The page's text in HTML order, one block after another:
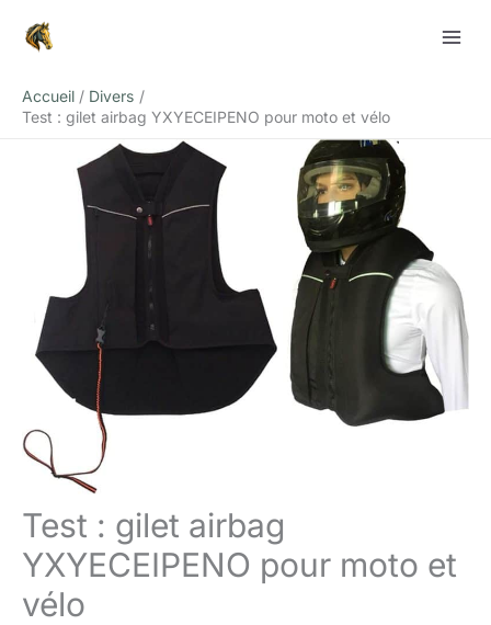
Accueil
Divers
Test : gilet airbag YXYECEIPENO pour moto et vélo
Test : gilet airbag
YXYECEIPENO pour moto et
vélo